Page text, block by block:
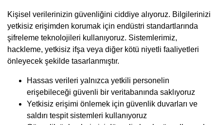
Kişisel verilerinizin güvenliğini ciddiye alıyoruz. Bilgilerinizi
yetkisiz erişimden korumak için endüstri standartlarında
şifreleme teknolojileri kullanıyoruz. Sistemlerimiz,
hackleme, yetkisiz ifşa veya diğer kötü niyetli faaliyetleri
önleyecek şekilde tasarlanmıştır.
Hassas verileri yalnızca yetkili personelin
erişebileceği güvenli bir veritabanında saklıyoruz
Yetkisiz erişimi önlemek için güvenlik duvarları ve
saldırı tespit sistemleri kullanıyoruz